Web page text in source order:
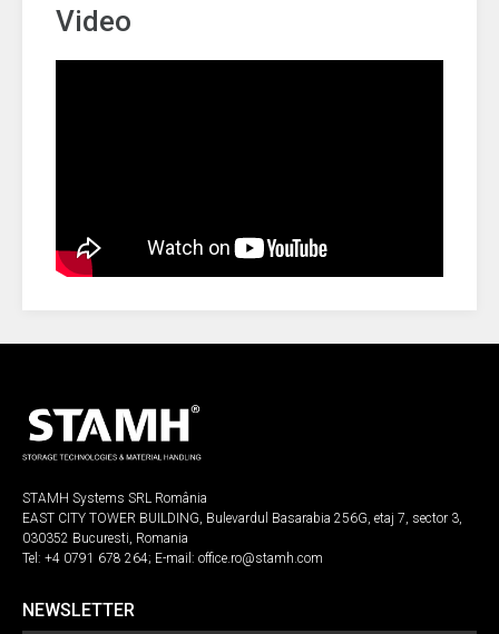
Video
STAMH Systems SRL România
EAST CITY TOWER BUILDING, Bulevardul Basarabia 256G, etaj 7, sector 3,
030352 Bucuresti, Romania
Tel: +4 0791 678 264; E-mail: office.ro@stamh.com
NEWSLETTER